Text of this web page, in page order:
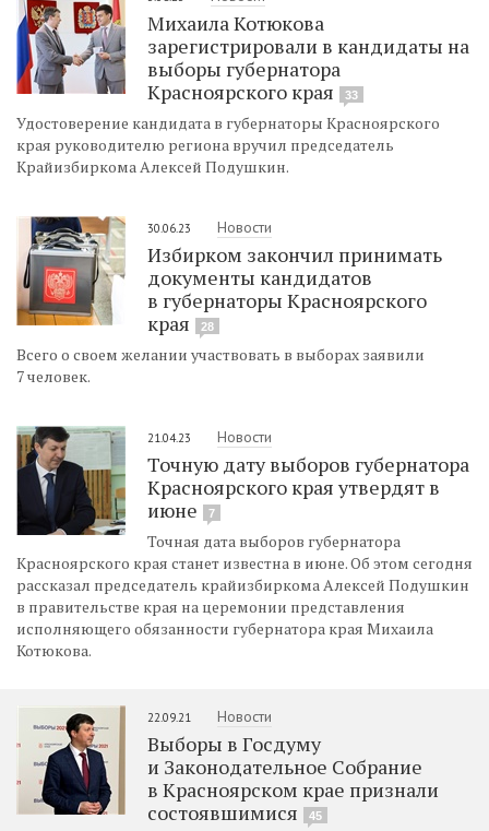
Михаила Котюкова
зарегистрировали в кандидаты на
выборы губернатора
Красноярского края
33
Удостоверение кандидата в губернаторы Красноярского
края руководителю региона вручил председатель
Крайизбиркома Алексей Подушкин.
30.06.23 Новости
Избирком закончил принимать
документы кандидатов
в губернаторы Красноярского
края
28
Всего о своем желании участвовать в выборах заявили
7 человек.
21.04.23 Новости
Точную дату выборов губернатора
Красноярского края утвердят в
июне
7
Точная дата выборов губернатора
Красноярского края станет известна в июне. Об этом сегодня
рассказал председатель крайизбиркома Алексей Подушкин
в правительстве края на церемонии представления
исполняющего обязанности губернатора края Михаила
Котюкова.
22.09.21 Новости
Выборы в Госдуму
и Законодательное Собрание
в Красноярском крае признали
состоявшимися
45